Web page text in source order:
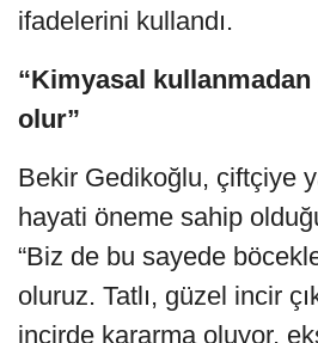
ifadelerini kullandı.
“Kimyasal
olur”
Bekir Gedikoğlu, çiftçiye
hayati öneme sahip
“Biz de bu sayede
oluruz. Tatlı, güzel incir
incirde kararma oluyor,